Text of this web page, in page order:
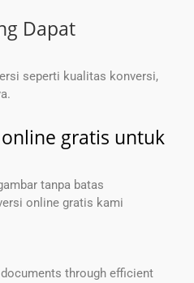
Dapat
seperti kualitas konversi,
gratis untuk
tanpa batas
online gratis kami
through efficient